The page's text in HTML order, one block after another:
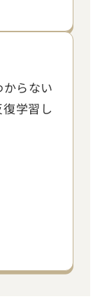
らない
学習し